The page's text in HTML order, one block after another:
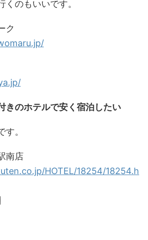
くのもいいです。
ク
きのホテルで安く宿泊したい
。
南店
HOTEL/18254/18254.h